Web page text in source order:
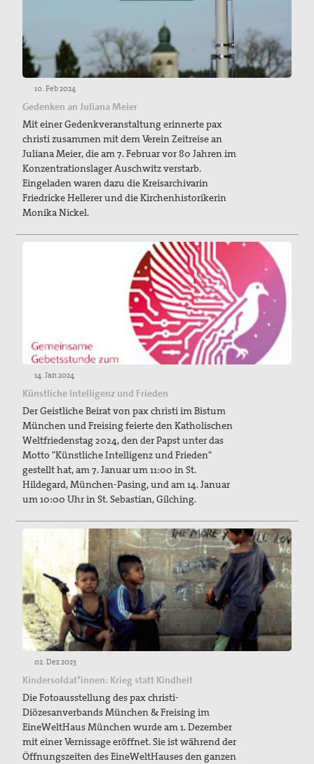
10. Feb 2024
Gedenken an Juliana Meier
Mit einer Gedenkveranstaltung erinnerte pax
christi zusammen mit dem Verein Zeitreise an
Juliana Meier, die am 7. Februar vor 80 Jahren im
Konzentrationslager Auschwitz verstarb.
Eingeladen waren dazu die Kreisarchivarin
Friedricke Hellerer und die Kirchenhistorikerin
Monika Nickel.
14. Jan 2024
Künstliche Intelligenz und Frieden
Der Geistliche Beirat von pax christi im Bistum
München und Freising feierte den Katholischen
Weltfriedenstag 2024, den der Papst unter das
Motto "Künstliche Intelligenz und Frieden"
gestellt hat, am 7. Januar um 11:00 in St.
Hildegard, München-Pasing, und am 14. Januar
um 10:00 Uhr in St. Sebastian, Gilching.
02. Dez 2023
Kindersoldat*innen: Krieg statt Kindheit
Die Fotoausstellung des pax christi-
Diözesanverbands München & Freising im
EineWeltHaus München wurde am 1. Dezember
mit einer Vernissage eröffnet. Sie ist während der
Öffnungszeiten des EineWeltHauses den ganzen